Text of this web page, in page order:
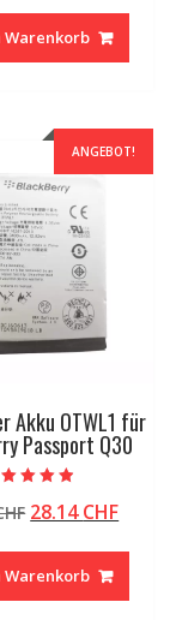
war:
118.38 CHF
Warenkorb
ANGEBOT!
Akku OTWL1 für
Passport Q30
4.50
von 5
Ursprünglicher
war:
56.99 CHF
28.14CHF
Warenkorb